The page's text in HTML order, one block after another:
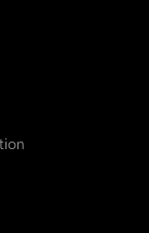
James / Blyss /
/ Ifor Williams /